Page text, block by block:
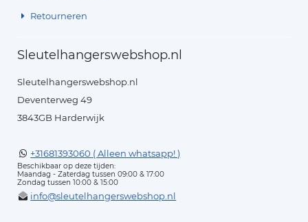
Retourneren
Sleutelhangerswebshop.nl
Sleutelhangerswebshop.nl
Deventerweg 49
3843GB Harderwijk
+31681393060 ( Alleen whatsapp! )
Beschikbaar op deze tijden:
Maandag - Zaterdag tussen 09:00 & 17:00
Zondag tussen 10:00 & 15:00
info@sleutelhangerswebshop.nl